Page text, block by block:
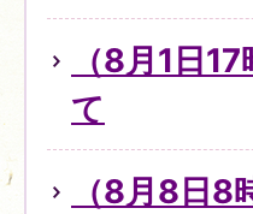
（8月1日
て
（8月8日